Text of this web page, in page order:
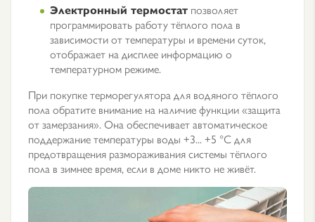
Электронный термостат позволяет
программировать работу тёплого пола в
зависимости от температуры и времени суток,
отображает на дисплее информацию о
температурном режиме.
При покупке терморегулятора для водяного тёплого
пола обратите внимание на наличие функции «защита
от замерзания». Она обеспечивает автоматическое
поддержание температуры воды +3... +5 °С для
предотвращения размораживания системы тёплого
пола в зимнее время, если в доме никто не живёт.